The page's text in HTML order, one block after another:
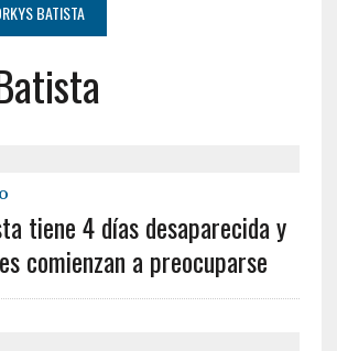
BATISTA
tiene 4 días desaparecida y
comienzan a preocuparse